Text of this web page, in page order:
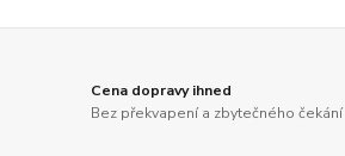
Cena dopravy ihned
Bez překvapení a zbytečného čekání